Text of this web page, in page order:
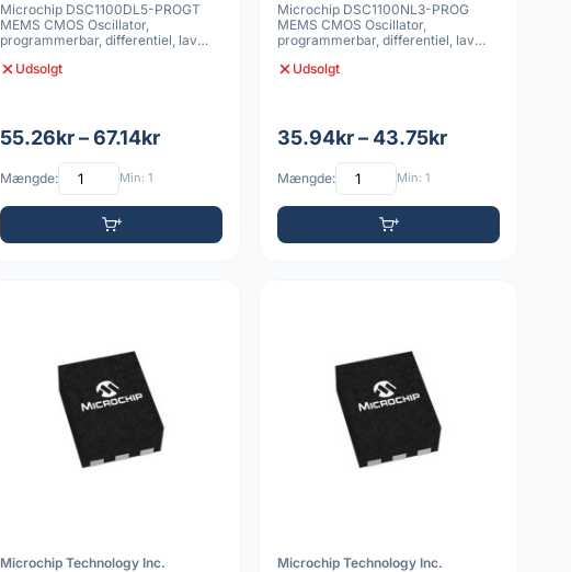
Microchip DSC1100DL5-PROGT
MEMS CMOS Oscillator,
programmerbar, differentiel, lav
Udsolgt
55.26kr – 67.14kr
Mængde: Min: 1
Microchip DSC1100NL3-PROG
MEMS CMOS Oscillator,
programmerbar, differentiel, lav
Udsolgt
35.94kr – 43.75kr
Mængde: Min: 1
Microchip Technology Inc. Microchip Technology Inc.